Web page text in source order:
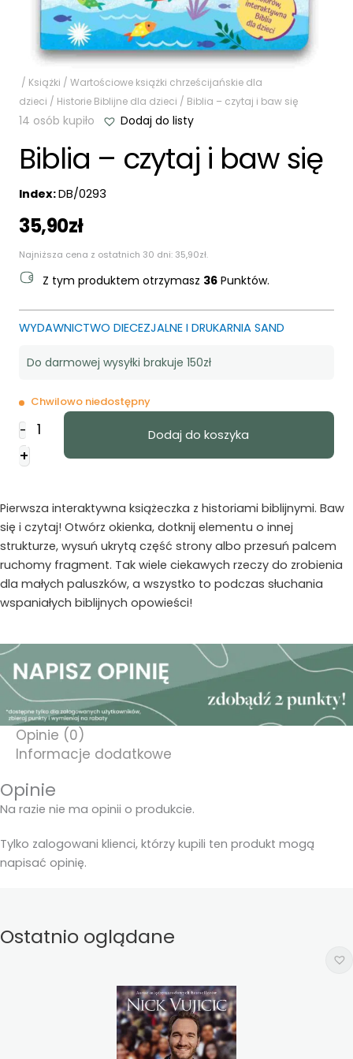
/ Książki / Wartościowe książki chrześcijańskie dla
dzieci / Historie Biblijne dla dzieci / Biblia – czytaj i baw się
14 osób kupiło Dodaj do listy
Biblia – czytaj i baw się
Index:DB/0293
35,90zł
Najniższa cena z ostatnich 30 dni: 35,90zł.
Z tym produktem otrzymasz 36 Punktów.
WYDAWNICTWO DIECEZJALNE I DRUKARNIA SAND
Do darmowej wysyłki brakuje 150zł
Chwilowo niedostępny
-
ilość
Biblia
-
baw
się
+
Dodaj do koszyka
Pierwsza interaktywna książeczka z historiami biblijnymi. Baw
się i czytaj! Otwórz okienka, dotknij elementu o innej
strukturze, wysuń ukrytą część strony albo przesuń palcem
ruchomy fragment. Tak wiele ciekawych rzeczy do zrobienia
dla małych paluszków, a wszystko to podczas słuchania
wspaniałych biblijnych opowieści!
Opinie (0)
Informacje dodatkowe
Opinie
Na razie nie ma opinii o produkcie.
Tylko zalogowani klienci, którzy kupili ten produkt mogą
napisać opinię.
Ostatnio oglądane